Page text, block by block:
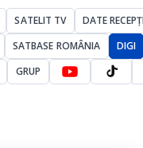
SATELIT TV DATE
SATBASE ROMÂNIA DIGI
GRUP